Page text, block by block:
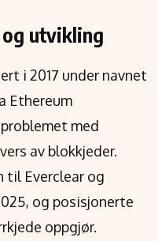
utvikling
i 2017 under navnet
Ethereum
med
av blokkjeder.
til Everclear og
og posisjonerte
oppgjør.